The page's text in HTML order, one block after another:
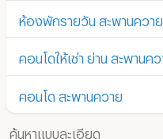
ห้องพักรายวัน สะพานควาย
คอนโดให้เช่า ย่าน สะพานคว
คอนโด สะพานควาย
ค้นหาแบบละเอียด